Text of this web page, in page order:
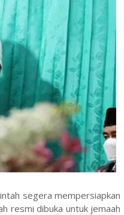
segera mempersiapkan
resmi dibuka untuk jemaah